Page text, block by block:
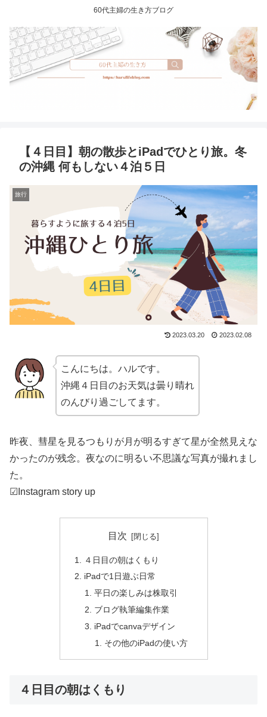
60代主婦の生き方ブログ
【４日目】朝の散歩とiPadでひとり旅。冬
の沖縄 何もしない４泊５日
旅行
2023.03.20 2023.02.08
こんにちは。ハルです。
沖縄４日目のお天気は曇り晴れ
のんびり過ごしてます。
昨夜、彗星を見るつもりが月が明るすぎて星が全然見えな
かったのが残念。夜なのに明るい不思議な写真が撮れまし
た。
☑Instagram story up
目次
４日目の朝はくもり
iPadで1日遊ぶ日常
平日の楽しみは株取引
ブログ執筆編集作業
iPadでcanvaデザイン
その他のiPadの使い方
４日目の朝はくもり